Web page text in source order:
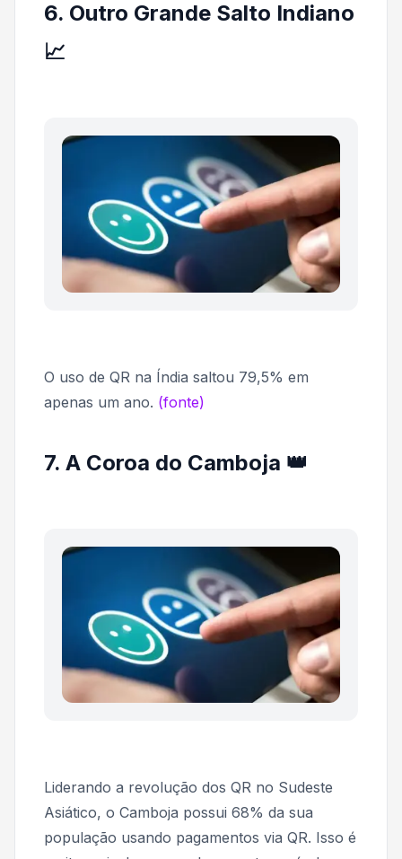
6. Outro Grande Salto Indiano
📈
O uso de QR na Índia saltou 79,5% em
apenas um ano. (fonte)
7. A Coroa do Camboja 👑
Liderando a revolução dos QR no Sudeste
Asiático, o Camboja possui 68% da sua
população usando pagamentos via QR. Isso é